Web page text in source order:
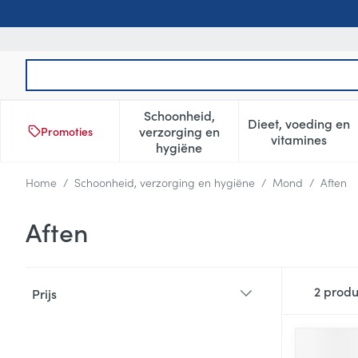
Promoties
Schoonheid,
verzorging en
hygiëne
Toon submenu voor
Dieet, voeding en
vitamines
Toon
Home / Schoonheid, verzorging en hygiëne / Mond / Aften
Aften
Prijs
2